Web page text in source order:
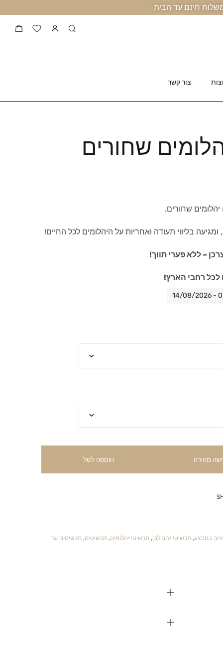
צור קשר
שחורים
שחורים.
בליווי תעודה ואחריות על היהלומים לכל החיים!
– ללא פערי תווך!
לכל רחבי הארץ!
מהירה הוספה לסל
במבצע, תכשיטי זהב לבן, תכשיטי יהלומים, תכשיטים, תכשיטים עד